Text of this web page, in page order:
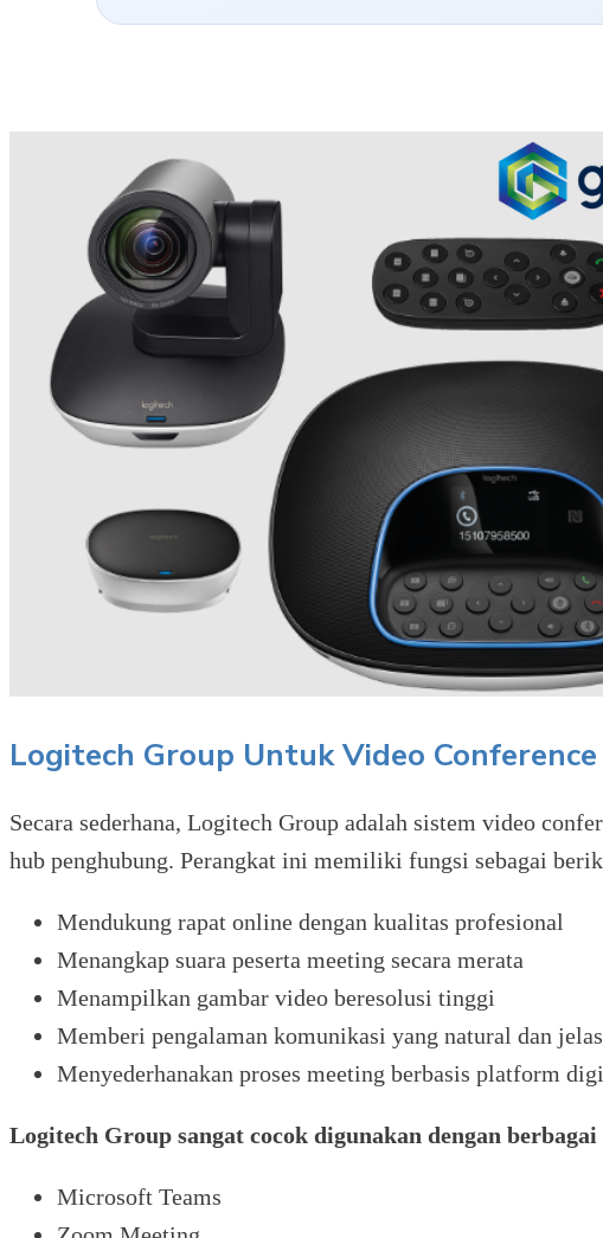
Logitech Group Untuk Video Conference
Secara sederhana, Logitech Group adalah sistem video
hub penghubung. Perangkat ini memiliki fungsi sebagai
Mendukung rapat online dengan kualitas profesional
Menangkap suara peserta meeting secara merata
Menampilkan gambar video beresolusi tinggi
Memberi pengalaman komunikasi yang natural dan jelas
Menyederhanakan proses meeting berbasis platform
Logitech Group sangat cocok digunakan dengan
Microsoft Teams